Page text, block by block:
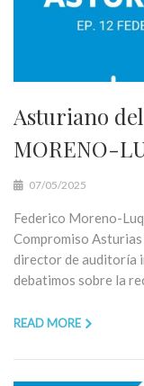
Asturiano
MORENO-
07/05/2025
Federico Moreno-
Compromiso
director de auditoría
debatimos sobre la
READ MORE